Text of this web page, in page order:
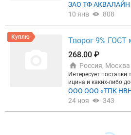
ЗАО ТФ АКВАЛАЙН
10 янв
808
Куплю
Творог 9% ГОСТ
268.00 ₽
Россия, Москва
Интересует поставки
ицина и каких-либо
н в месяц. Доставка в
ООО ООО «ТПК
24 ноя
343